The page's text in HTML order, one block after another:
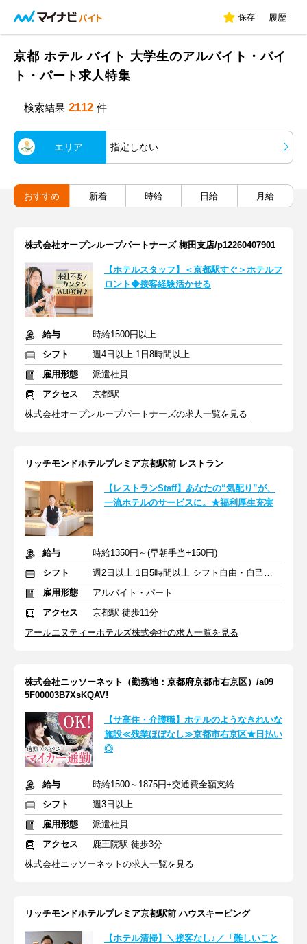
保存 履歴
京都 ホテル バイト 大学生のアルバイト・バイ
ト・パート求人特集
検索結果 2112 件
エリア 指定しない
おすすめ 新着 時給 日給 月給
株式会社オープンループパートナーズ 梅田支店/p12260407901
【ホテルスタッフ】＜京都駅すぐ＞ホテルフ
ロント◆接客経験活かせる
給与
時給1500円以上
シフト
週4日以上 1日8時間以上
雇用形態
派遣社員
アクセス
京都駅
株式会社オープンループパートナーズの求人一覧を見る
リッチモンドホテルプレミア京都駅前 レストラン
【レストランStaff】あなたの“気配り”が、
一流ホテルのサービスに。★福利厚生充実
給与
時給1350円～(早朝手当+150円)
シフト
週2日以上 1日5時間以上 シフト自由・自己申告
雇用形態
アルバイト・パート
アクセス
京都駅 徒歩11分
アールエヌティーホテルズ株式会社の求人一覧を見る
株式会社ニッソーネット（勤務地：京都府京都市右京区）/a09
5F00003B7XsKQAV!
【サ高住・介護職】ホテルのようなきれいな
施設≪残業ほぼなし≫京都市右京区★日払い
◎
給与
時給1500～1875円+交通費全額支給
シフト
週3日以上
雇用形態
派遣社員
アクセス
鹿王院駅 徒歩3分
株式会社ニッソーネットの求人一覧を見る
リッチモンドホテルプレミア京都駅前 ハウスキーピング
【ホテル清掃】＼接客なし♪／「難しいこと